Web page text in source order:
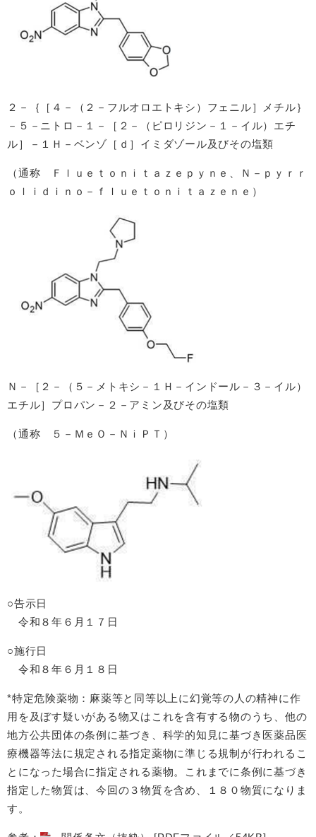
２－｛［４－（２－フルオロエトキシ）フェニル］メチル｝
－５－ニトロ－１－［２－（ピロリジン－１－イル）エチ
ル］－１Ｈ－ベンゾ［ｄ］イミダゾール及びその塩類
（通称 Ｆｌｕｅｔｏｎｉｔａｚｅｐｙｎｅ、Ｎ－ｐｙｒｒ
ｏｌｉｄｉｎｏ－ｆｌｕｅｔｏｎｉｔａｚｅｎｅ）
Ｎ－［２－（５－メトキシ－１Ｈ－インドール－３－イル）
エチル］プロパン－２－アミン及びその塩類
（通称 ５－ＭｅＯ－ＮｉＰＴ）
○告示日
令和８年６月１７日
○施行日
令和８年６月１８日
*特定危険薬物：麻薬等と同等以上に幻覚等の人の精神に作
用を及ぼす疑いがある物又はこれを含有する物のうち、他の
地方公共団体の条例に基づき、科学的知見に基づき医薬品医
療機器等法に規定される指定薬物に準じる規制が行われるこ
とになった場合に指定される薬物。これまでに条例に基づき
指定した物質は、今回の３物質を含め、１８０物質になりま
す。